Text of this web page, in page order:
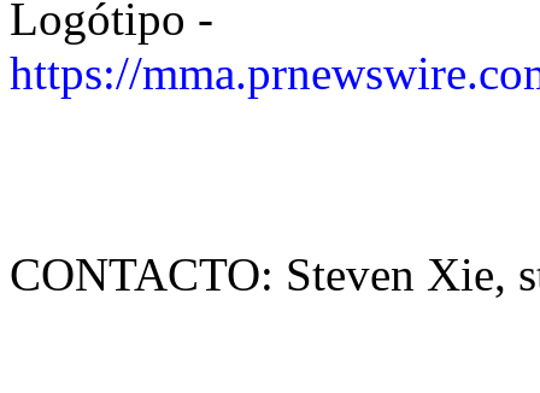
Logótipo -
https://
CONTACTO: Steven Xie,